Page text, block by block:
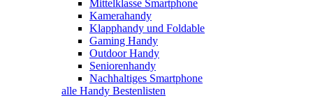
Mittelklasse Smartphone
Kamerahandy
Klapphandy und Foldable
Gaming Handy
Outdoor Handy
Seniorenhandy
Nachhaltiges Smartphone
alle Handy Bestenlisten